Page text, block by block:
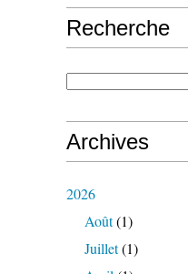
Recherche
Archives
2026
Août(1)
Juillet(1)